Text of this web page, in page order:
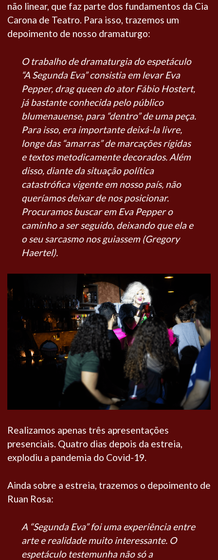
não linear, que faz parte dos fundamentos da Cia
Carona de Teatro. Para isso, trazemos um
depoimento de nosso dramaturgo:
O trabalho de dramaturgia do espetáculo
“A Segunda Eva” consistia em levar Eva
Pepper, drag queen do ator Fábio Hostert,
já bastante conhecida pelo público
blumenauense, para “dentro” de uma peça.
Para isso, era importante deixá-la livre,
longe das “amarras” de marcações rígidas
e textos metodicamente decorados. Além
disso, diante da situação política
catastrófica vigente em nosso país, não
queríamos deixar de nos posicionar.
Procuramos buscar em Eva Pepper o
caminho a ser seguido, deixando que ela e
o seu sarcasmo nos guiassem (Gregory
Haertel).
Realizamos apenas três apresentações
presenciais. Quatro dias depois da estreia,
explodiu a pandemia do Covid-19.
Ainda sobre a estreia, trazemos o depoimento de
Ruan Rosa:
A “Segunda Eva” foi uma experiência entre
arte e realidade muito interessante. O
espetáculo testemunha não só a